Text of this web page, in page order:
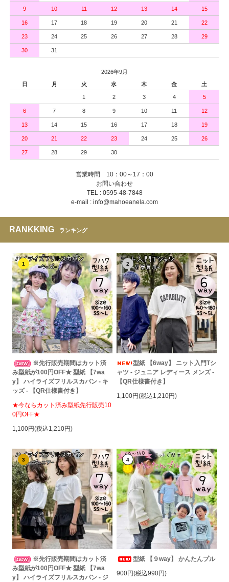
9 10 11 12 13 14 15
16 17 18 19 20 21 22
23 24 25 26 27 28 29
30 31
2026年9月
日
月 火 水 木 金 土
1 2 3 4 5
6 7 8 9 10 11 12
13 14 15 16 17 18 19
20 21 22 23 24 25 26
27 28 29 30
営業時間 10：00～17：00
お問い合わせ
TEL : 0595-48-7848
e-mail : info@mahoeanela.com
RANKKING ランキング
1
※先行販売期間はカット済
み型紙が100円OFF★ 型紙 【7wa
y】 ハイライズフリルスカパン - キ
ッズ - 【QR仕様書付き】
★今ならカット済み型紙先行販売10
0円OFF★
1,100円(税込1,210円)
2
型紙 【6way】 ニット入門Tシ
ャツ - ジュニア レディース メンズ -
【QR仕様書付き】
1,100円(税込1,210円)
3
※先行販売期間はカット済
み型紙が100円OFF★ 型紙 【7wa
y】 ハイライズフリルスカパン - ジ
4
型紙 【９way】 かんたんプル
900円(税込990円)